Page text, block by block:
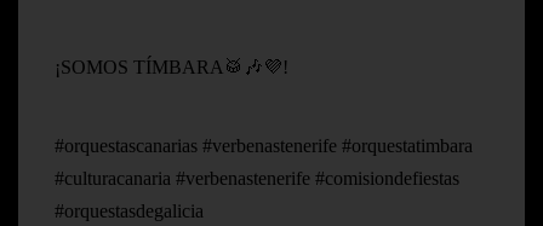
¡SOMOS TÍMBARA🥁🎶💜!
#orquestascanarias #verbenastenerife #orquestatimbara
#culturacanaria #verbenastenerife #comisiondefiestas
#orquestasdegalicia